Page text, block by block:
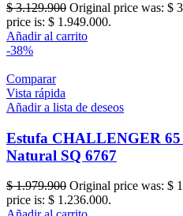
$3.129.900 Original price was: $
price is: $ 1.949.000.
Añadir al carrito
-38%
Comparar
Vista rápida
Añadir a lista de deseos
Estufa CHALLENGER 65
Natural SQ 6767
$1.979.900 Original price was: $
price is: $ 1.236.000.